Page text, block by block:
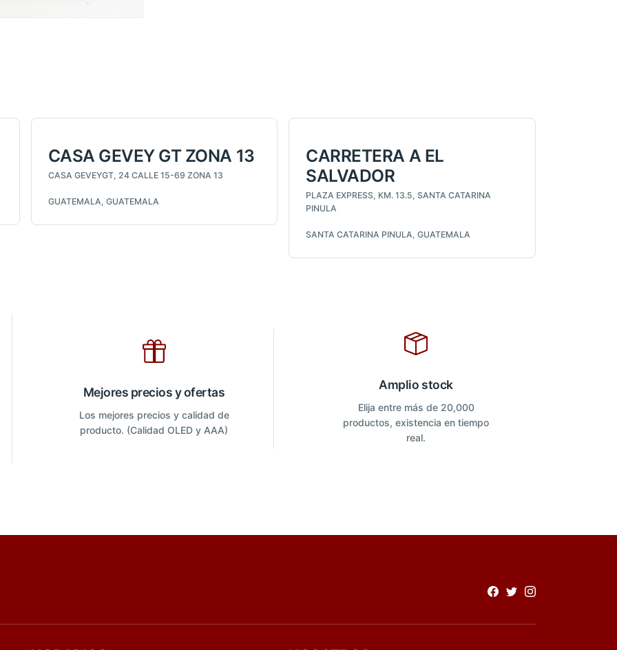
CASA GEVEY GT ZONA 13
CASA GEVEYGT, 24 CALLE 15-69 ZONA 13
GUATEMALA, GUATEMALA
CARRETERA A EL
SALVADOR
PLAZA EXPRESS, KM. 13.5, SANTA CATARINA
PINULA
SANTA CATARINA PINULA, GUATEMALA
Mejores precios y ofertas
Los mejores precios y calidad de
producto. (Calidad OLED y AAA)
Amplio stock
Elija entre más de 20,000
productos, existencia en tiempo
real.